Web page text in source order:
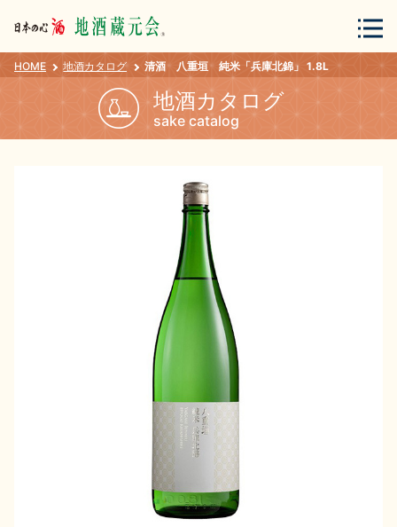
会員登録 ログイン
地酒カタログ
地酒解体新書
HOME 地酒カタログ 清酒 八重垣 純米「兵庫北錦」 1.8L
地酒カタログ
sake catalog